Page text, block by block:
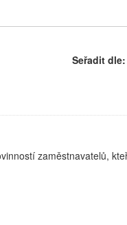
Seřadit dle
zaměstnavatelů,